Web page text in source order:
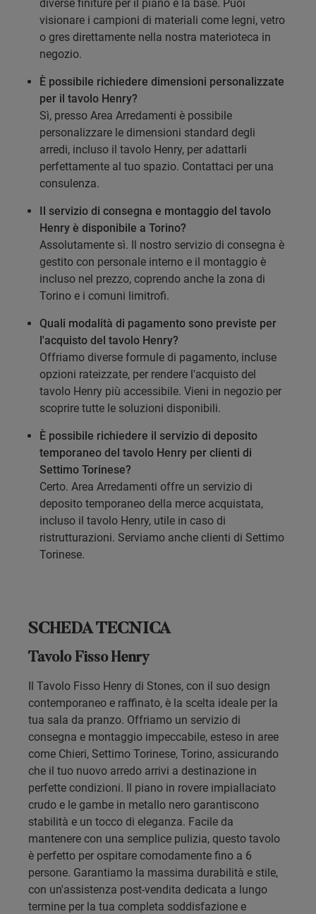
diverse finiture per il piano e la base. Puoi
visionare i campioni di materiali come legni, vetro
o gres direttamente nella nostra materioteca in
negozio.
È possibile richiedere dimensioni personalizzate
per il tavolo Henry?
Sì, presso Area Arredamenti è possibile
personalizzare le dimensioni standard degli
arredi, incluso il tavolo Henry, per adattarli
perfettamente al tuo spazio. Contattaci per una
consulenza.
Il servizio di consegna e montaggio del tavolo
Henry è disponibile a Torino?
Assolutamente sì. Il nostro servizio di consegna è
gestito con personale interno e il montaggio è
incluso nel prezzo, coprendo anche la zona di
Torino e i comuni limitrofi.
Quali modalità di pagamento sono previste per
l'acquisto del tavolo Henry?
Offriamo diverse formule di pagamento, incluse
opzioni rateizzate, per rendere l'acquisto del
tavolo Henry più accessibile. Vieni in negozio per
scoprire tutte le soluzioni disponibili.
È possibile richiedere il servizio di deposito
temporaneo del tavolo Henry per clienti di
Settimo Torinese?
Certo. Area Arredamenti offre un servizio di
deposito temporaneo della merce acquistata,
incluso il tavolo Henry, utile in caso di
ristrutturazioni. Serviamo anche clienti di Settimo
Torinese.
SCHEDA TECNICA
Tavolo Fisso Henry
Il Tavolo Fisso Henry di Stones, con il suo design
contemporaneo e raffinato, è la scelta ideale per la
tua sala da pranzo. Offriamo un servizio di
consegna e montaggio impeccabile, esteso in aree
come Chieri, Settimo Torinese, Torino, assicurando
che il tuo nuovo arredo arrivi a destinazione in
perfette condizioni. Il piano in rovere impiallaciato
crudo e le gambe in metallo nero garantiscono
stabilità e un tocco di eleganza. Facile da
mantenere con una semplice pulizia, questo tavolo
è perfetto per ospitare comodamente fino a 6
persone. Garantiamo la massima durabilità e stile,
con un'assistenza post-vendita dedicata a lungo
termine per la tua completa soddisfazione e